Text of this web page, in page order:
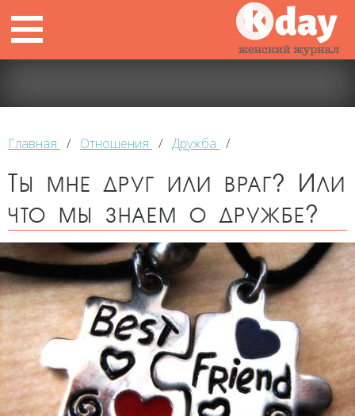
Главная / Отношения / Дружба /
Ты мне друг или враг? Или
что мы знаем о дружбе?